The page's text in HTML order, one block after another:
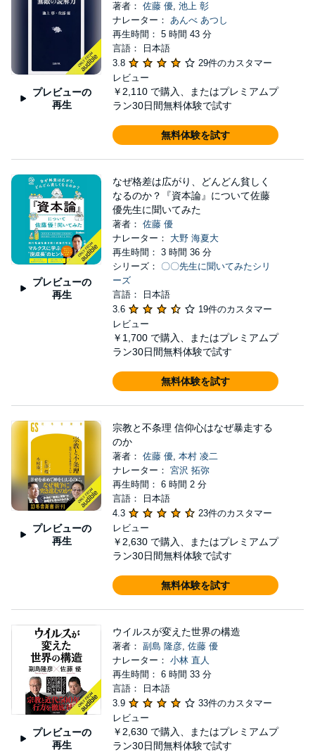
プレビューの
再生
著者： 佐藤 優, 池上 彰
ナレーター： あんべ あつし
再生時間： 5 時間 43 分
言語： 日本語
3.8
29件のカスタマー
レビュー
￥2,110 で購入、またはプレミアムプ
ラン30日間無料体験で試す
無料体験を試す
プレビューの
再生
なぜ格差は広がり、どんどん貧しく
なるのか？『資本論』について佐藤
優先生に聞いてみた
著者： 佐藤 優
ナレーター： 大野 海夏大
再生時間： 3 時間 36 分
シリーズ： 〇〇先生に聞いてみたシリ
ーズ
言語： 日本語
3.6
19件のカスタマー
レビュー
￥1,700 で購入、またはプレミアムプ
ラン30日間無料体験で試す
無料体験を試す
プレビューの
再生
宗教と不条理 信仰心はなぜ暴走する
のか
著者： 佐藤 優, 本村 凌二
ナレーター： 宮沢 拓弥
再生時間： 6 時間 2 分
言語： 日本語
4.3
23件のカスタマー
レビュー
￥2,630 で購入、またはプレミアムプ
ラン30日間無料体験で試す
無料体験を試す
プレビューの
再生
ウイルスが変えた世界の構造
著者： 副島 隆彦, 佐藤 優
ナレーター： 小林 直人
再生時間： 6 時間 33 分
言語： 日本語
3.9
33件のカスタマー
レビュー
￥2,630 で購入、またはプレミアムプ
ラン30日間無料体験で試す